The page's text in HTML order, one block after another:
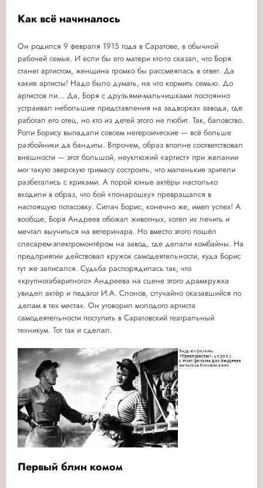
Как всё начиналось
Он родился 9 февраля 1915 года в Саратове, в обычной
рабочей семье. И если бы его матери кто-то сказал, что Боря
станет артистом, женщина громко бы рассмеялась в ответ. Да
какие артисты! Надо было думать, на что кормить семью. До
артистов ли... Да, Боря с друзьями-мальчишками постоянно
устраивал небольшие представления на задворках завода, где
работал его отец, но кто из детей этого не любит. Так, баловство.
Роли Борису выпадали совсем негероические — всё больше
разбойники да бандиты. Впрочем, образ вполне соответствовал
внешности — этот большой, неуклюжий «артист» при желании
мог такую зверскую гримасу состроить, что маленькие зрители
разбегались с криками. А порой юные актёры настолько
входили в образ, что бой «понарошку» превращался в
настоящую потасовку. Силач Борис, конечно же, имел успех! А
вообще, Боря Андреев обожал животных, хотел их лечить и
мечтал выучиться на ветеринара. Но вместо этого пошёл
слесарем-электромонтёром на завод, где делали комбайны. На
предприятии действовал кружок самодеятельности, куда Борис
тут же записался. Судьба распорядилась так, что
«крупногабаритного» Андреева на сцене этого драмкружка
увидел актёр и педагог И.А. Слонов, случайно оказавшийся по
делам в тех местах. Он уговорил молодого артиста
самодеятельности поступить в Саратовский театральный
техникум. Тот так и сделал.
Первый блин комом